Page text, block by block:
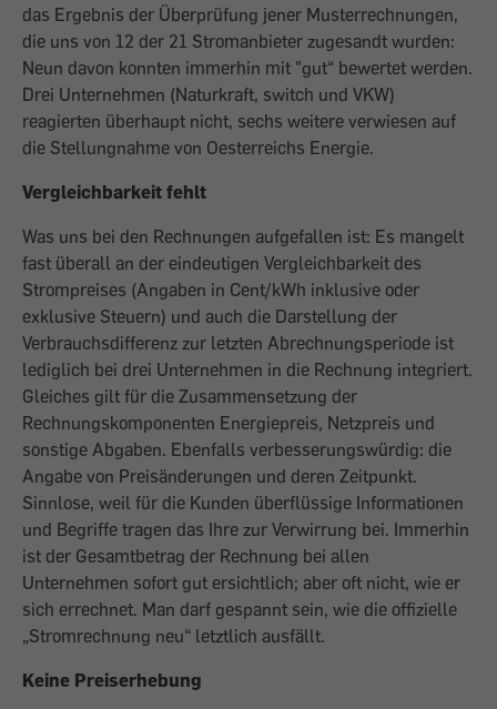
das Ergebnis der Überprüfung jener Mus­terrechnungen,
die uns von 12 der 21 Strom­anbieter zugesandt wurden:
Neun davon konnten immerhin mit "gut“ bewertet werden.
Drei Unternehmen (Naturkraft, switch und VKW)
reagierten überhaupt nicht, sechs weitere verwiesen auf
die Stellungnahme von Oesterreichs Energie.
Vergleichbarkeit fehlt
Was uns bei den Rechnungen aufgefallen ist: Es mangelt
fast überall an der eindeu­tigen Vergleichbarkeit des
Strompreises (Angaben in Cent/kWh inklusive oder
exklusive Steuern) und auch die Darstellung der
Verbrauchsdifferenz zur letzten Abrechnungsperiode ist
lediglich bei drei ­Unternehmen in die Rechnung integriert.
Gleiches gilt für die Zusammensetzung der
Rechnungskomponenten Energiepreis, Netzpreis und
sonstige Abgaben. Ebenfalls verbesserungswürdig: die
Angabe von Preisänderungen und deren Zeitpunkt.
Sinnlose, weil für die Kunden überflüssige Informationen
und Begriffe tragen das Ihre zur Verwirrung bei. Immerhin
ist der Gesamtbetrag der Rechnung bei allen
Unternehmen sofort gut ersichtlich; aber oft nicht, wie er
sich errechnet. Man darf gespannt sein, wie die offizielle
„Stromrechnung neu“ letztlich ausfällt.
Keine Preiserhebung